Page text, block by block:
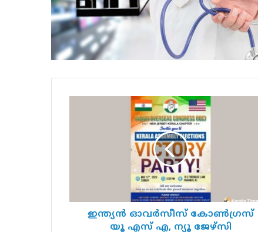
ചാപ്റ്ററിന്റെ
ആഭിമുഖ്യത്തിൽ
ഇന്ത്യൻ ഓവർസീസ് കോൺഗ്രസ്
യൂ എസ് എ, ന്യൂ ജേഴ്‌സി